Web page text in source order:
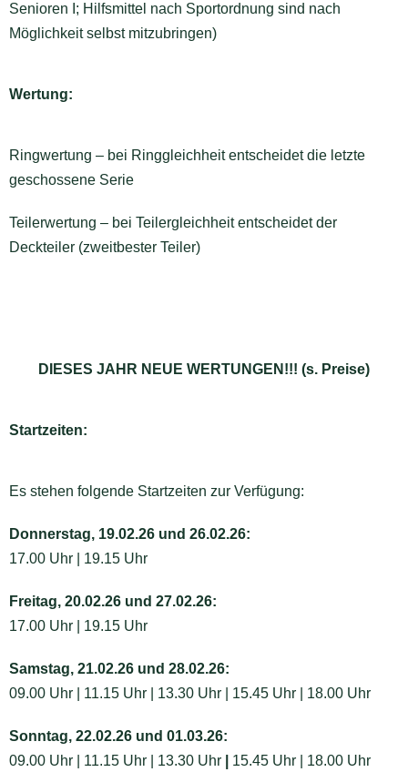
Senioren I; Hilfsmittel nach Sportordnung sind nach
Möglichkeit selbst mitzubringen)
Wertung:
Ringwertung – bei Ringgleichheit entscheidet die letzte
geschossene Serie
Teilerwertung – bei Teilergleichheit entscheidet der
Deckteiler (zweitbester Teiler)
DIESES JAHR NEUE WERTUNGEN!!! (s. Preise)
Startzeiten:
Es stehen folgende Startzeiten zur Verfügung:
Donnerstag, 19.02.26 und 26.02.26:
17.00 Uhr
19.15 Uhr
Freitag, 20.02.26 und 27.02.26:
17.00 Uhr
19.15 Uhr
Samstag, 21.02.26 und 28.02.26:
09.00 Uhr |
11.15 Uhr | 13.30 Uhr 15.45 Uhr | 18.00 Uhr
Sonntag, 22.02.26 und 01.03.26:
09.00 Uhr |
11.15 Uhr | 13.30 Uhr 15.45 Uhr | 18.00 Uhr